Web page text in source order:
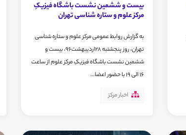
بیست و ششمین نشست باشگاه فیزیکِ
مرکز علوم و ستاره شناسی تهران
به گزارش روابط عمومی مرکز علوم و ستاره شناسی
تهران، روز پنجشنبه 28اردیبهشت96، بیست و
ششمین نشست باشگاه فیزیکِ مرکز علوم از ساعت
16 الی 19 با حضور اعضا...
اخبار مرکز